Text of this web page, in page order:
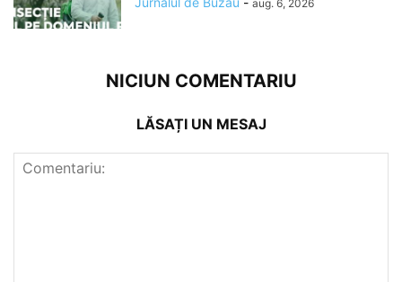
aug. 6, 2026
NICIUN COMENTARIU
LĂSAȚI UN MESAJ